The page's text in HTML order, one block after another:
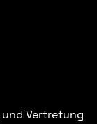
Vertretung